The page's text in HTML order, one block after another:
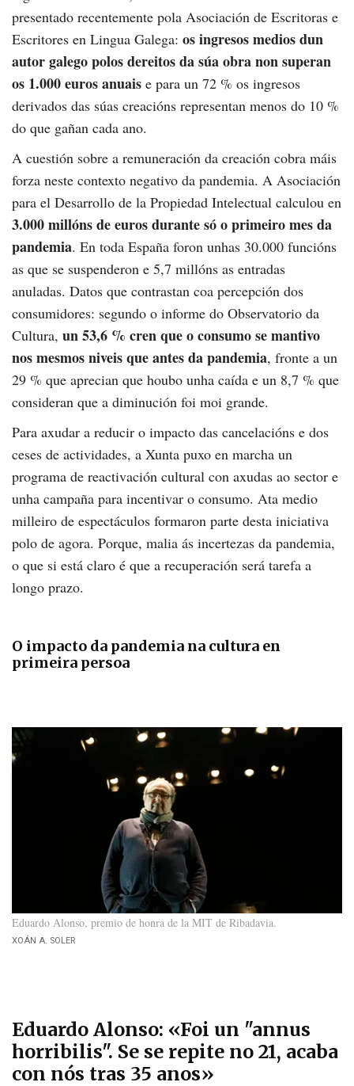
presentado recentemente pola Asociación de Escritoras e
Escritores en Lingua Galega: os ingresos medios dun
autor galego polos dereitos da súa obra non superan
os 1.000 euros anuais e para un 72 % os ingresos
derivados das súas creacións representan menos do 10 %
do que gañan cada ano.
A cuestión sobre a remuneración da creación cobra máis
forza neste contexto negativo da pandemia. A Asociación
para el Desarrollo de la Propiedad Intelectual calculou en
3.000 millóns de euros durante só o primeiro mes da
pandemia. En toda España foron unhas 30.000 funcións
as que se suspenderon e 5,7 millóns as entradas
anuladas. Datos que contrastan coa percepción dos
consumidores: segundo o informe do Observatorio da
Cultura, un 53,6 % cren que o consumo se mantivo
nos mesmos niveis que antes da pandemia, fronte a un
29 % que aprecian que houbo unha caída e un 8,7 % que
consideran que a diminución foi moi grande.
Para axudar a reducir o impacto das cancelacións e dos
ceses de actividades, a Xunta puxo en marcha un
programa de reactivación cultural con axudas ao sector e
unha campaña para incentivar o consumo. Ata medio
milleiro de espectáculos formaron parte desta iniciativa
polo de agora. Porque, malia ás incertezas da pandemia,
o que si está claro é que a recuperación será tarefa a
longo prazo.
O impacto da pandemia na cultura en
primeira persoa
Eduardo Alonso, premio de honra de la MIT de Ribadavia
XOÁN A. SOLER
Eduardo Alonso: «Foi un "annus
horribilis". Se se repite no 21, acaba
con nós tras 35 anos»